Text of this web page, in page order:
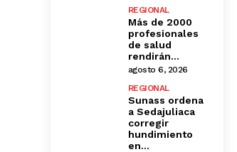
REGIONAL
Más de 2000
profesionales
de salud
rendirán...
agosto 6, 2026
REGIONAL
Sunass ordena
a Sedajuliaca
corregir
hundimiento
en...